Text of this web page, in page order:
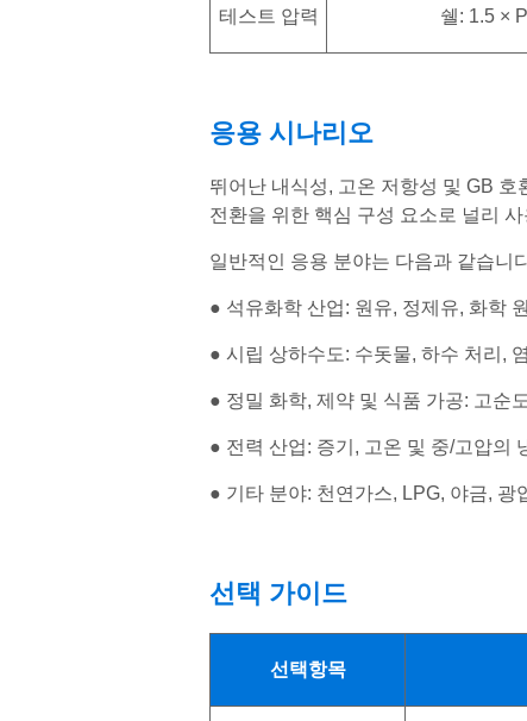
테스트 압력 쉘: 1.5 ×
응용 시나리오
뛰어난 내식성, 고온 저항성 및 GB
전환을 위한 핵심 구성 요소로 널리
일반적인 응용 분야는 다음과 같습니
● 석유화학 산업: 원유, 정제유, 화학
● 시립 상하수도: 수돗물, 하수 처리,
● 정밀 화학, 제약 및 식품 가공: 고순
● 전력 산업: 증기, 고온 및 중/고압의
● 기타 분야: 천연가스, LPG, 야금, 광
선택 가이드
선택항목